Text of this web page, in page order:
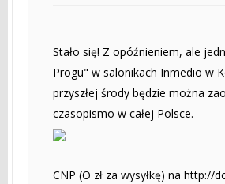
Stało się! Z opóźnieniem, ale
Progu" w salonikach Inmedio w
przyszłej środy będzie można
czasopismo w całej Polsce.
CNP (O zł za wysyłkę) na http://